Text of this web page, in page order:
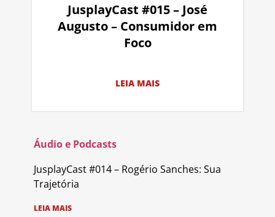
JusplayCast #015 – José
Augusto – Consumidor em
Foco
LEIA MAIS
Áudio e Podcasts
JusplayCast #014 – Rogério Sanches: Sua
Trajetória
LEIA MAIS